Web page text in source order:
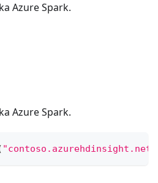
Azure Spark.
Azure Spark.
"contoso.azurehdinsight.net"